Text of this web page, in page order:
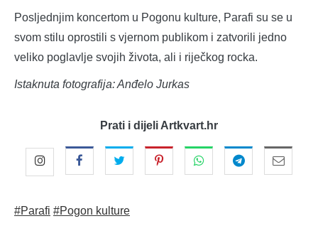
Posljednjim koncertom u Pogonu kulture, Parafi su se u
svom stilu oprostili s vjernom publikom i zatvorili jedno
veliko poglavlje svojih života, ali i riječkog rocka.
Istaknuta fotografija: Anđelo Jurkas
Prati i dijeli Artkvart.hr
#Parafi #Pogon kulture